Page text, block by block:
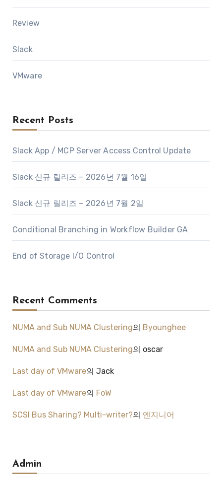
Review
Slack
VMware
Recent Posts
Slack App / MCP Server Access Control Update
Slack 신규 릴리즈 – 2026년 7월 16일
Slack 신규 릴리즈 – 2026년 7월 2일
Conditional Branching in Workflow Builder GA
End of Storage I/O Control
Recent Comments
NUMA and Sub NUMA Clustering의 Byounghee
NUMA and Sub NUMA Clustering의 oscar
Last day of VMware의 Jack
Last day of VMware의 FoW
SCSI Bus Sharing? Multi-writer?의 엔지니어
Admin